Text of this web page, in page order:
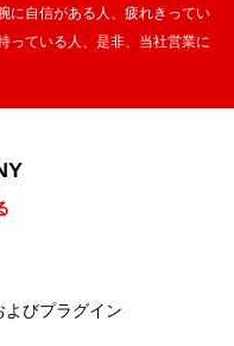
に自信がある人、疲れきってい
っている人、是非、当社営業に
びプラグイン